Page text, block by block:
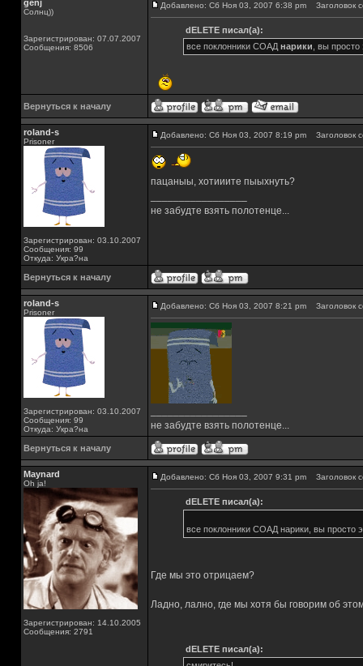
genj
Солнц))
Зарегистрирован: 07.07.2007
Сообщения: 8506
Добавлено: Сб Ноя 03, 2007 6:38 pm Заголовок
dELETE писал(а):
все поклонники СОАД нарики , вы
Вернуться к началу
roland-s
Prisoner
Зарегистрирован: 03.10.2007
Сообщения: 99
Откуда: Укра?на
Добавлено: Сб Ноя 03, 2007 8:19 pm Заголовок
пацаныы, хотииите пыыхнуть?
не забудте взять полотенце...
Вернуться к началу
roland-s
Prisoner
Зарегистрирован: 03.10.2007
Сообщения: 99
Откуда: Укра?на
Добавлено: Сб Ноя 03, 2007 8:21 pm Заголовок
не забудте взять полотенце...
Вернуться к началу
Maynard
Oh ja!
Зарегистрирован: 14.10.2005
Сообщения: 2791
Добавлено: Сб Ноя 03, 2007 9:31 pm Заголовок
dELETE писал(а):
все поклонники СОАД нарики, вы просто
Где мы это отрицаем?
Ладно, лално, где мы хотя бы говорим об
dELETE писал(а):